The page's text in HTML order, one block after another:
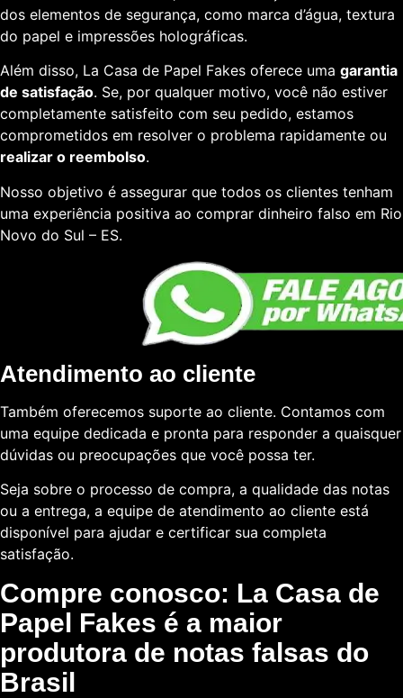
dos elementos de segurança, como marca d’água, textura
do papel e impressões holográficas.
Além disso, La Casa de Papel Fakes oferece uma garantia
de satisfação. Se, por qualquer motivo, você não estiver
completamente satisfeito com seu pedido, estamos
comprometidos em resolver o problema rapidamente ou
realizar o reembolso.
Nosso objetivo é assegurar que todos os clientes tenham
uma experiência positiva ao comprar dinheiro falso em Rio
Novo do Sul – ES.
Atendimento ao cliente
Também oferecemos suporte ao cliente. Contamos com
uma equipe dedicada e pronta para responder a quaisquer
dúvidas ou preocupações que você possa ter.
Seja sobre o processo de compra, a qualidade das notas
ou a entrega, a equipe de atendimento ao cliente está
disponível para ajudar e certificar sua completa
satisfação.
Compre conosco: La Casa de
Papel Fakes é a maior
produtora de notas falsas do
Brasil